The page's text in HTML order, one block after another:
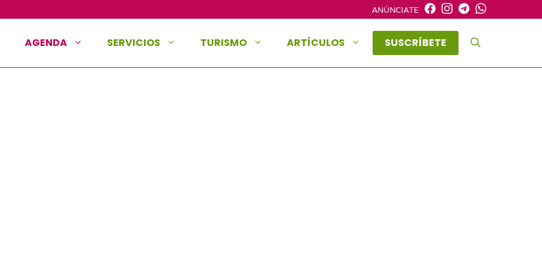
ANÚNCIATE
AGENDA SERVICIOS TURISMO ARTÍCULOS SUSCRÍBETE